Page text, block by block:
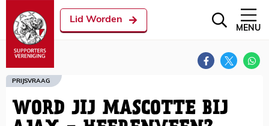
Lid Worden
MENU
PRIJSVRAAG
WORD JIJ MASCOTTE BIJ